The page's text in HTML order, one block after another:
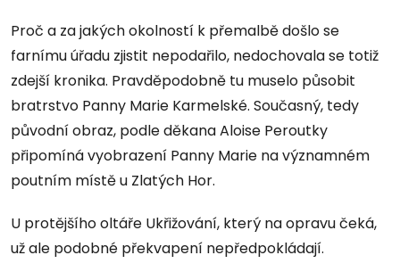
Proč a za jakých okolností k přemalbě došlo se
farnímu úřadu zjistit nepodařilo, nedochovala se totiž
zdejší kronika. Pravděpodobně tu muselo působit
bratrstvo Panny Marie Karmelské. Současný, tedy
původní obraz, podle děkana Aloise Peroutky
připomíná vyobrazení Panny Marie na významném
poutním místě u Zlatých Hor.
U protějšího oltáře Ukřižování, který na opravu čeká,
už ale podobné překvapení nepředpokládají.